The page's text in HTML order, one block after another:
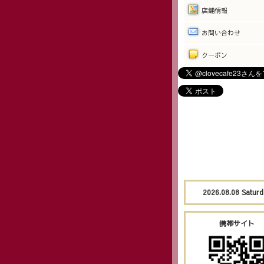
店舗情報
お問い合わせ
クーポン
2026.08.08
携帯サイト